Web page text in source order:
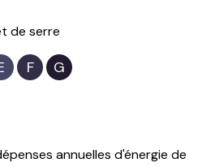
de serre
F G
annuelles d'énergie de